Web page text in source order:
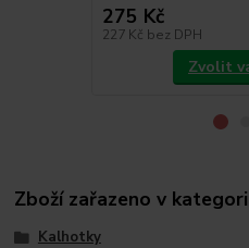
275 Kč
227 Kč bez DPH
Zvolit
Zboží zařazeno v
Kalhotky